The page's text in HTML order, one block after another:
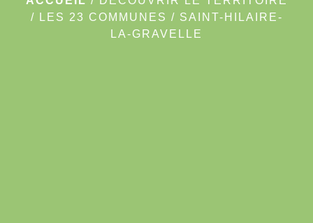
/ LES 23 COMMUNES / SAINT-HILAIRE-
LA-GRAVELLE